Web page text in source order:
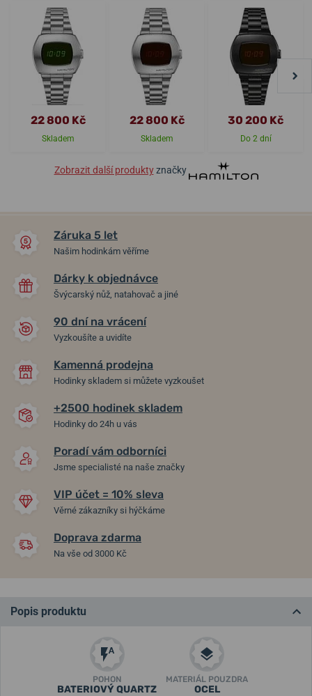
22 800 Kč
Skladem
22 800 Kč
Skladem
30 200 Kč
Do 2 dní
Zobrazit další produktyznačky
Záruka 5 let
Našim hodinkám věříme
Dárky k objednávce
Švýcarský nůž, natahovač a jiné
90 dní na vrácení
Vyzkoušíte a uvidíte
Kamenná prodejna
Hodinky skladem si můžete vyzkoušet
+2500 hodinek skladem
Hodinky do 24h u vás
Poradí vám odborníci
Jsme specialisté na naše značky
VIP účet = 10% sleva
Věrné zákazníky si hýčkáme
Doprava zdarma
Na vše od 3000 Kč
Popis produktu
POHON
BATERIOVÝ QUARTZ
MATERIÁL POUZDRA
OCEL